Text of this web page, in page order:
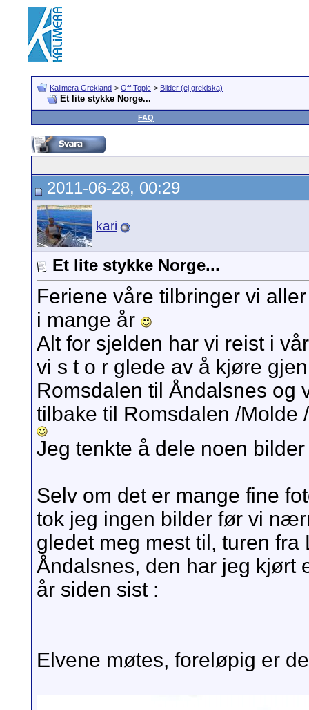
Kalimera Grekland > Off Topic > Bilder (ej grekiska)
Et lite stykke Norge...
FAQ
2011-06-28, 00:29
kari
Et lite stykke Norge...
Feriene våre tilbringer vi
i mange år
Alt for sjelden har vi reist i
vi s t o r glede av å kjøre
Romsdalen til Åndalsnes og
tilbake til Romsdalen /Molde
Jeg tenkte å dele noen
Selv om det er mange fine
tok jeg ingen bilder før vi
gledet meg mest til, turen
Åndalsnes, den har jeg kjørt
år siden sist :
Elvene møtes, foreløpig er